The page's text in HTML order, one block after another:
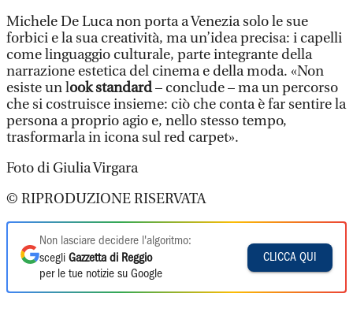
Michele De Luca non porta a Venezia solo le sue
forbici e la sua creatività, ma un’idea precisa: i capelli
come linguaggio culturale, parte integrante della
narrazione estetica del cinema e della moda. «Non
esiste un look standard– conclude – ma un percorso
che si costruisce insieme: ciò che conta è far sentire la
persona a proprio agio e, nello stesso tempo,
trasformarla in icona sul red carpet».
Foto di Giulia Virgara
© RIPRODUZIONE RISERVATA
Non lasciare decidere l'algoritmo:
scegli Gazzetta di Reggio
per le tue notizie su Google
CLICCA QUI